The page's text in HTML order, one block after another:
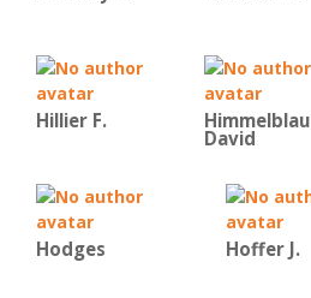
Hillier F. Himmelblau
David
Hodges Hoffer J.